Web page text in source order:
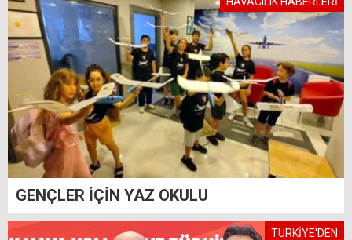
GENÇLER İÇİN YAZ OKULU
TÜRKİYE'DEN